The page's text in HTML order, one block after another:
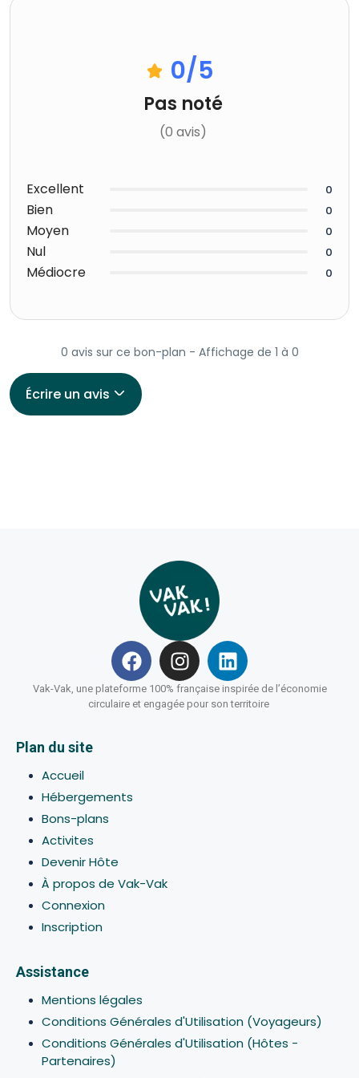
0/5
Pas noté
(0 avis)
Excellent 0
Bien 0
Moyen 0
Nul 0
Médiocre 0
0 avis sur ce bon-plan - Affichage de 1 à 0
Écrire un avis
Vak-Vak, une plateforme 100% française inspirée de l’économie
circulaire et engagée pour son territoire
Plan du site
Accueil
Hébergements
Bons-plans
Activites
Devenir Hôte
À propos de Vak-Vak
Connexion
Inscription
Assistance
Mentions légales
Conditions Générales d'Utilisation (Voyageurs)
Conditions Générales d'Utilisation (Hôtes -
Partenaires)